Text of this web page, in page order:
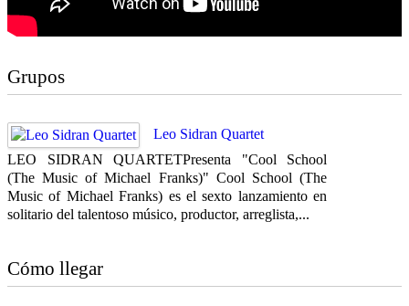
Grupos
Leo Sidran Quartet
LEO SIDRAN QUARTETPresenta "Cool School
(The Music of Michael Franks)" Cool School (The
Music of Michael Franks) es el sexto lanzamiento en
solitario del talentoso músico, productor, arreglista,...
Cómo llegar